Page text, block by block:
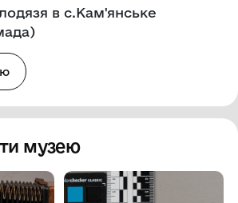
в с.Кам'янське
музею